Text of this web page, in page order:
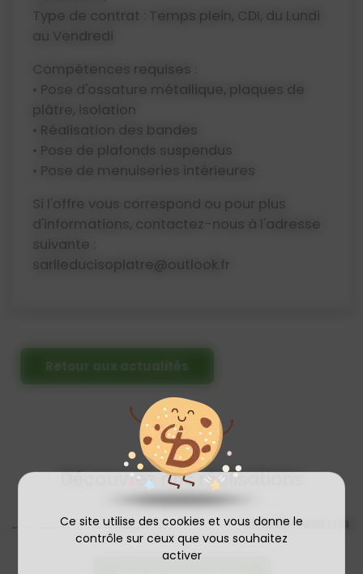
Ce site utilise des cookies et vous donne le
contrôle sur ceux que vous souhaitez
activer
Type de contrat : Temps plein, CDI, du Lundi
au Vendredi
Compétences requises :
• Pose d'ossature métallique, plaques de
plâtre, isolation
• Réalisation des bandes
• Pose de plafonds suspendus
• Pose de menuiseries intérieures
Si l'offre vous correspond ou pour plus
d'informations, contactez-nous à l'adresse
suivante :
sarlleducisoplatre@outlook.fr
Découvrez nos réalisations